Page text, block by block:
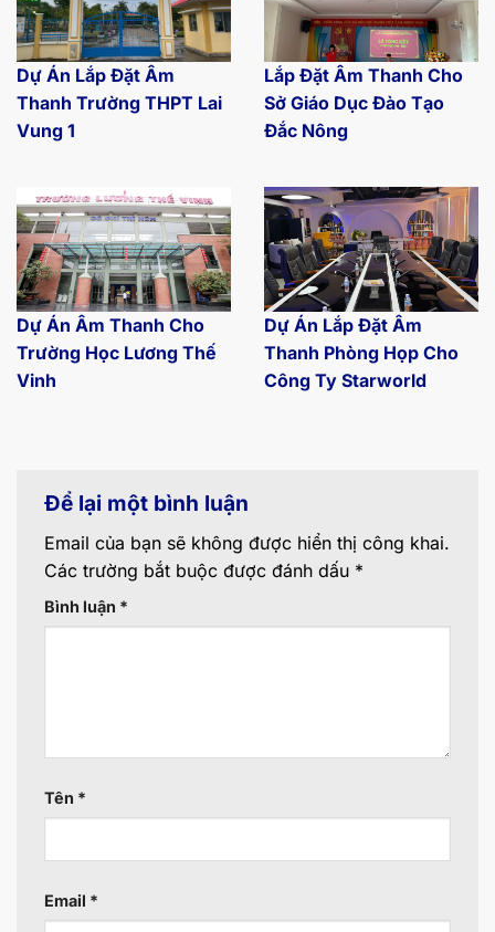
Dự Án Lắp Đặt Âm
Thanh Trường THPT Lai
Vung 1
Lắp Đặt Âm Thanh Cho
Sở Giáo Dục Đào Tạo
Đắc Nông
Dự Án Âm Thanh Cho
Trường Học Lương Thế
Vinh
Dự Án Lắp Đặt Âm
Thanh Phòng Họp Cho
Công Ty Starworld
Để lại một bình luận
Email của bạn sẽ không được hiển thị công khai.
Các trường bắt buộc được đánh dấu *
Bình luận *
Tên *
Email *